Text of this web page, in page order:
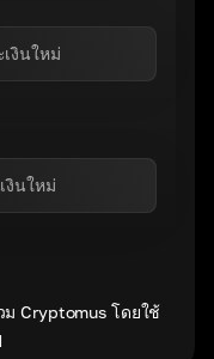
งินใหม่
งินใหม่
Cryptomus โดยใช้